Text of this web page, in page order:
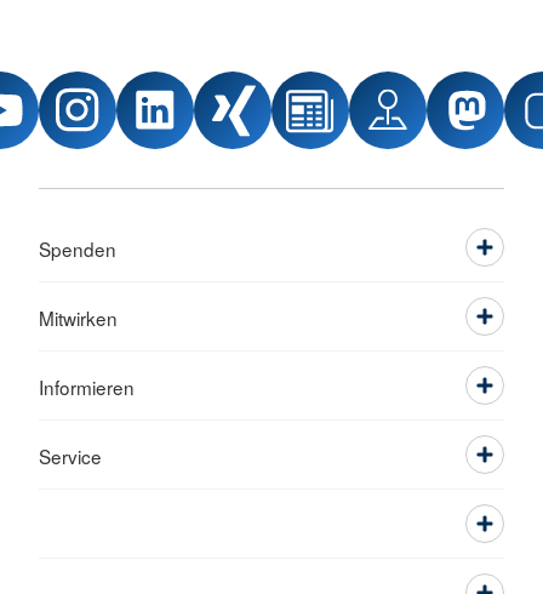
Spenden
Mitwirken
Informieren
Service